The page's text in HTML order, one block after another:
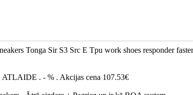
Tonga Sir S3 Src E Tpu work shoes responder
ATLAIDE . - % . Akcijas cena 107.53€